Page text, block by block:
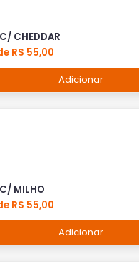
CHEDDAR
R$ 55,00
Adicionar
MILHO
R$ 55,00
Adicionar